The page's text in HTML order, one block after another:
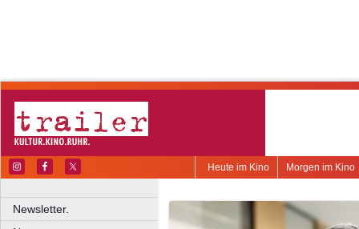
Morgen im Kino
Heute im Kino
Newsletter.